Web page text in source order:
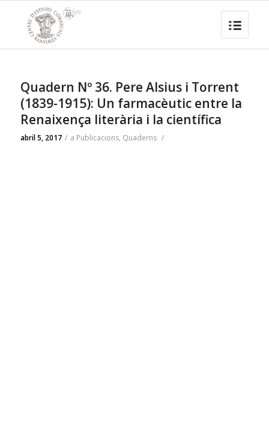
Quadern Nº 36. Pere Alsius i Torrent
(1839-1915): Un farmacèutic entre la
Renaixença literària i la científica
abril 5, 2017 / a Publicacions, Quaderns /